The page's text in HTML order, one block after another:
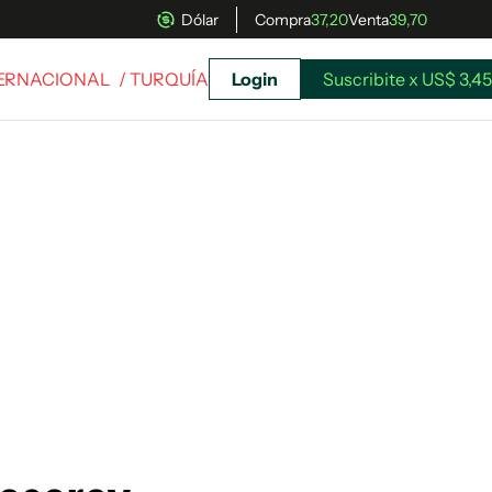
Dólar Compra37,20Venta39,70
/ TURQUÍA Login Suscribite x US$ 3,45